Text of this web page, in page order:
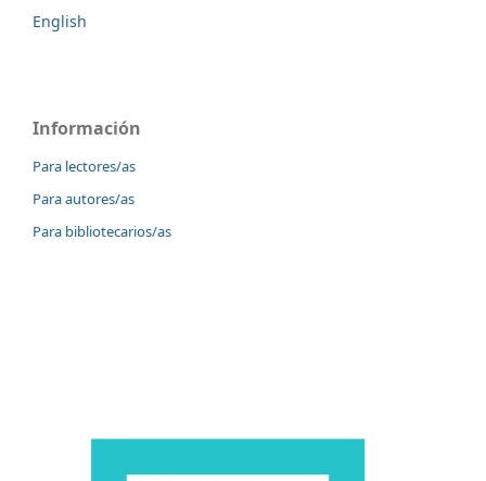
English
Información
Para lectores/as
Para autores/as
Para bibliotecarios/as